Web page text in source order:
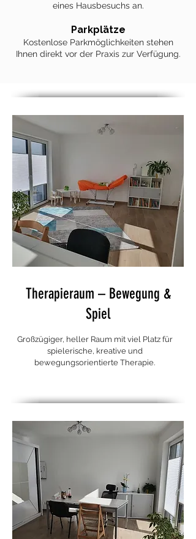
eines Hausbesuchs an.
Parkplätze
Kostenlose Parkmöglichkeiten stehen
Ihnen direkt vor der Praxis zur Verfügung.
Therapieraum – Bewegung &
Spiel
Großzügiger, heller Raum mit viel Platz für
spielerische, kreative und
bewegungsorientierte Therapie.